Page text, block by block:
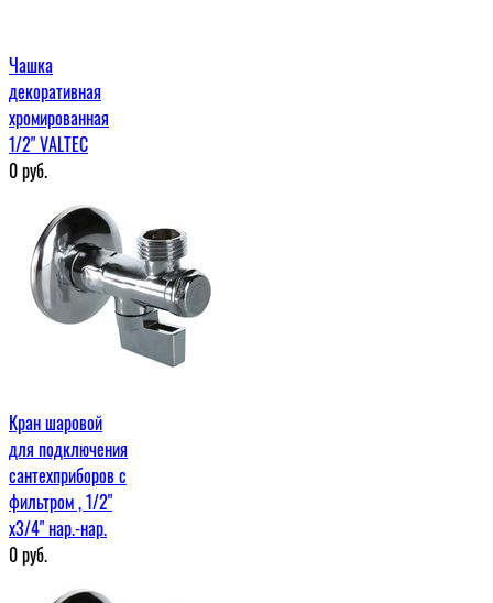
Чашка
декоративная
хромированная
1/2" VALTEC
0руб.
Кран шаровой
для подключения
сантехприборов с
фильтром , 1/2"
х3/4" нар.-нар.
0руб.